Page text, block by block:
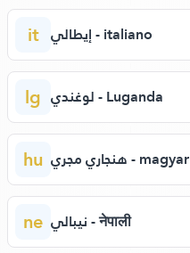
it إيطالي - italiano
lg لوغندي - Luganda
hu هنجاري مجري - magyar
ne نيبالي - नेपाली